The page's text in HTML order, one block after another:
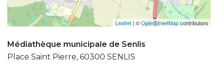
Leaflet | ©OpenStreetMapcontributors
Médiathèque municipale de Senlis
Place Saint Pierre, 60300 SENLIS